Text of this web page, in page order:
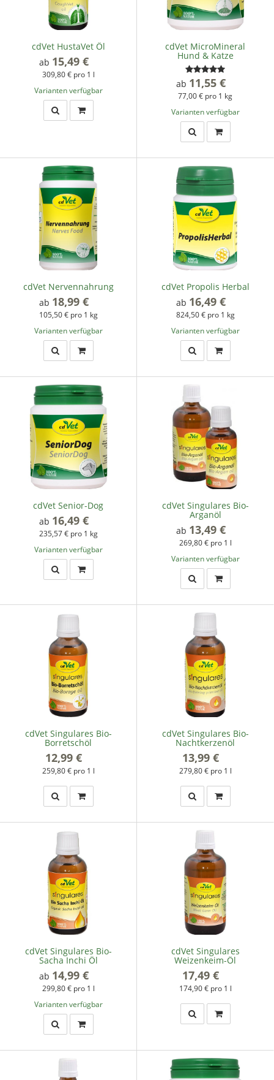
cdVet HustaVet Öl
ab 15,49 €
309,80 € pro 1 l
Varianten verfügbar
cdVet MicroMineral
Hund & Katze
ab 11,55 €
77,00 € pro 1 kg
Varianten verfügbar
cdVet Nervennahrung
ab 18,99 €
105,50 € pro 1 kg
Varianten verfügbar
cdVet Propolis Herbal
ab 16,49 €
824,50 € pro 1 kg
Varianten verfügbar
cdVet Senior-Dog
ab 16,49 €
235,57 € pro 1 kg
Varianten verfügbar
cdVet Singulares Bio-
Arganöl
ab 13,49 €
269,80 € pro 1 l
Varianten verfügbar
cdVet Singulares Bio-
Borretschöl
12,99 €
259,80 € pro 1 l
cdVet Singulares Bio-
Nachtkerzenöl
13,99 €
279,80 € pro 1 l
cdVet Singulares Bio-
Sacha Inchi Öl
ab 14,99 €
299,80 € pro 1 l
Varianten verfügbar
cdVet Singulares
Weizenkeim-Öl
17,49 €
174,90 € pro 1 l